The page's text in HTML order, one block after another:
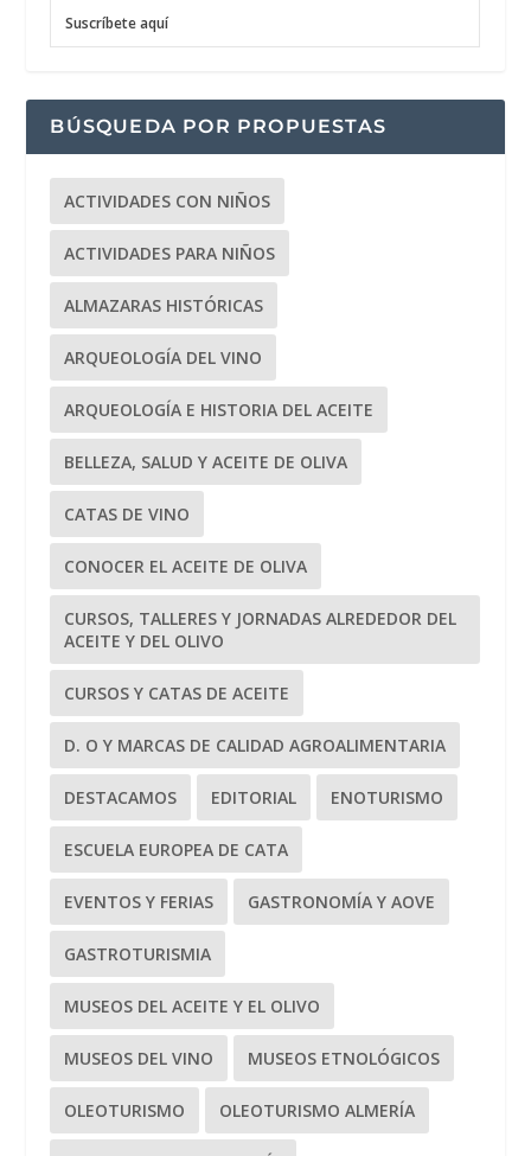
Suscríbete aquí
BÚSQUEDA POR PROPUESTAS
ACTIVIDADES CON NIÑOS
ACTIVIDADES PARA NIÑOS
ALMAZARAS HISTÓRICAS
ARQUEOLOGÍA DEL VINO
ARQUEOLOGÍA E HISTORIA DEL ACEITE
BELLEZA, SALUD Y ACEITE DE OLIVA
CATAS DE VINO
CONOCER EL ACEITE DE OLIVA
CURSOS, TALLERES Y JORNADAS ALREDEDOR DEL
ACEITE Y DEL OLIVO
CURSOS Y CATAS DE ACEITE
D. O Y MARCAS DE CALIDAD AGROALIMENTARIA
DESTACAMOS EDITORIAL ENOTURISMO
ESCUELA EUROPEA DE CATA
EVENTOS Y FERIAS GASTRONOMÍA Y AOVE
GASTROTURISMIA
MUSEOS DEL ACEITE Y EL OLIVO
MUSEOS DEL VINO MUSEOS ETNOLÓGICOS
OLEOTURISMO OLEOTURISMO ALMERÍA